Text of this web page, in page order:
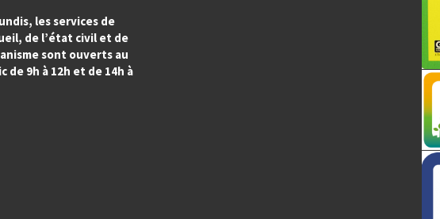
les services de
de l’état civil et de
sont ouverts au
de 9h à 12h et de 14h à